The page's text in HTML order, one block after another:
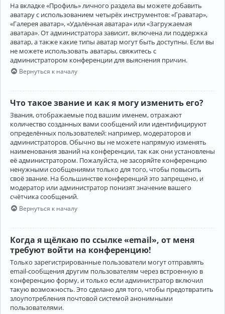
На вкладке «Профиль» личного раздела вы можете добавить
аватару с использованием четырёх инструментов: «Граватар»,
«Галерея аватар», «Удалённая аватара» или «Загружаемая
аватара». От администратора зависит, включена ли поддержка
аватар, а также какие типы аватар могут быть доступны. Если вы
не можете использовать аватары, свяжитесь с
администратором конференции для выяснения причин.
Вернуться к началу
Что такое звание и как я могу изменить его?
Звания, отображаемые под вашим именем, отражают
количество созданных вами сообщений или идентифицируют
определённых пользователей: например, модераторов и
администраторов. Обычно вы не можете напрямую изменять
наименования званий на конференции, так как они установлены
её администратором. Пожалуйста, не засоряйте конференцию
ненужными сообщениями только для того, чтобы повысить
своё звание. На большинстве конференций это запрещено, и
модератор или администратор понизят значение вашего
счётчика сообщений.
Вернуться к началу
Когда я щёлкаю по ссылке «email», от меня
требуют войти на конференцию!
Только зарегистрированные пользователи могут отправлять
email-сообщения другим пользователям через встроенную в
конференцию форму, и только если администратор включил
такую возможность. Это сделано для того, чтобы предотвратить
злоупотребления почтовой системой анонимными
пользователями.